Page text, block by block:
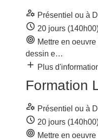
manage_accounts Présentiel ou à
schedule 20 jours
target Mettre en
dessin e…
add Plus
Formation
manage_accounts Présentiel ou à
schedule 20 jours
target Mettre en